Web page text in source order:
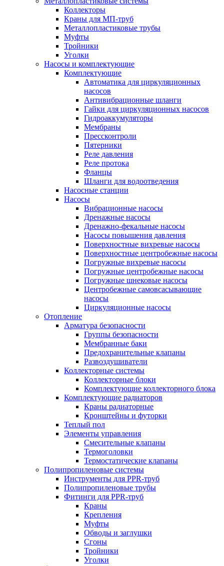
Коллекторы
Краны для МП-труб
Металлопластиковые трубы
Муфты
Тройники
Уголки
Насосы и комплектующие
Комплектующие
Автоматика для циркуляционных
насосов
Антивибрационные шланги
Гайки для циркуляционных насосов
Гидроаккумуляторы
Мембраны
Прессконтроли
Пятерники
Реле давления
Реле протока
Фланцы
Шланги для водоотведения
Насосные станции
Насосы
Вибрационные насосы
Дренажные насосы
Дренажно-фекальные насосы
Насосы повышения давления
Поверхностные вихревые насосы
Поверхностные центробежные насосы
Погружные вихревые насосы
Погружные центробежные насосы
Погружные шнековые насосы
Центробежные самовсасывающие
насосы
Циркуляционные насосы
Отопление
Арматура безопасности
Группы безопасности
Мембранные баки
Предохранительные клапаны
Развоздушиватели
Коллекторные системы
Коллекторные блоки
Комплектующие коллекторного блока
Комплектующие радиаторов
Краны радиаторные
Кронштейны и футорки
Теплый пол
Элементы управления
Смесительные клапаны
Термоголовки
Термостатические клапаны
Полипропиленовые системы
Инструменты для PPR-труб
Полипропиленовые трубы
Фитинги для PPR-труб
Краны
Крепления
Муфты
Обводы и заглушки
Сгоны
Тройники
Уголки